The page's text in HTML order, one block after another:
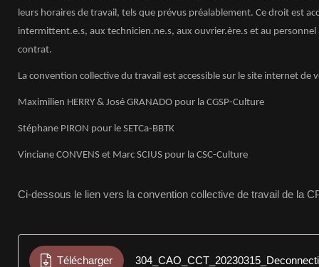
leurs horaires de travail, tels que prévus préalablement. Ce droit est
intermittent.e.s, aux technicien.ne.s, aux ouvrier.ère.s et au
contrat.
La convention collective du travail est accessible sur le site internet de
Maximilien HERRY & José GRANADO pour la CGSP-Culture
Stéphane PIRON pour le SETCa-BBTK
Vinciane CONVENS et Marc SCIUS pour la CSC-Culture
Ci-dessous le lien vers la convention collective de travail de la
Télécharger